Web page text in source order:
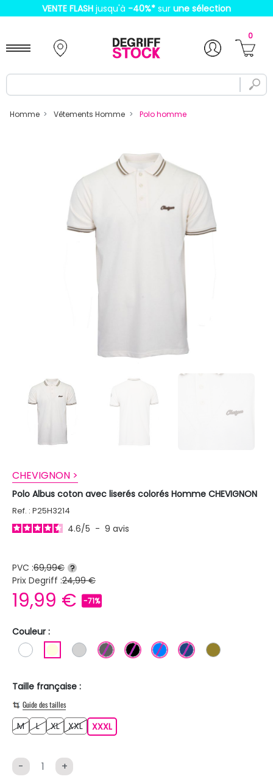
VENTE FLASH jusqu'à -40%* sur une sélection
0
Homme Vêtements Homme Polo homme
CHEVIGNON >
Polo Albus coton avec liserés colorés Homme CHEVIGNON
Ref. : P25H3214
4.6/5 - 9 avis
PVC :69,99€ ?
Prix Degriff :24,99 €
19,99 € -71%
Couleur :
BLANC BLANC ECRU
GRIS CLAIRGRIS FONCE
NOIR BLEU BLEU FONCE
KAKI
Taille française :
Guide des tailles
MM LL XLXL XXLXXLXXXLXXXL
- +